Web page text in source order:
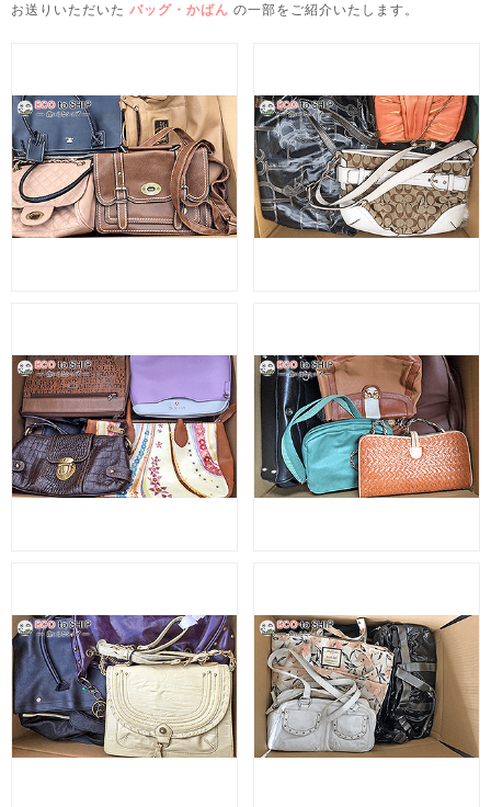
お送りいただいた バッグ・かばん の一部をご紹介いたします。